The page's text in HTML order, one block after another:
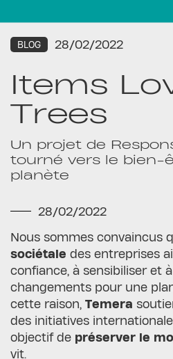
BLOG 28/02/2022
Items
Trees
Un projet de
tourné vers le bien-
planète
28/02/2022
Nous sommes convaincus
sociétale des entreprises
confiance, à sensibiliser et
changements pour une
cette raison, Temera
des initiatives
objectif de préserver le
vit.